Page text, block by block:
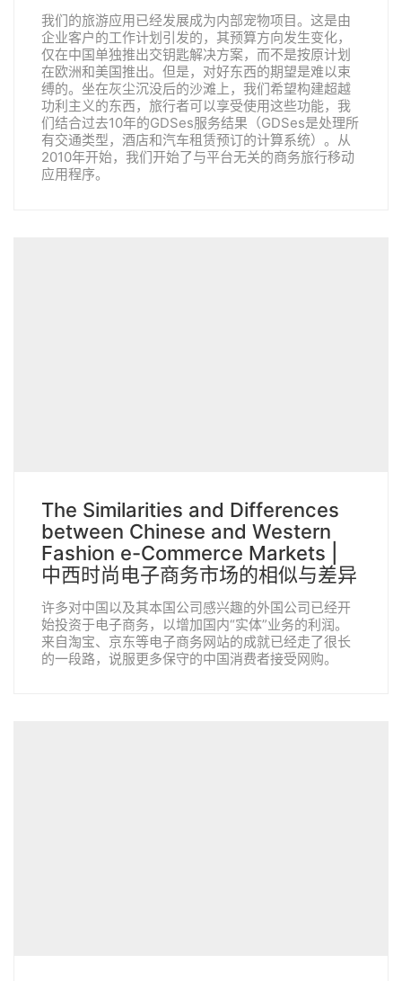
我们的旅游应用已经发展成为内部宠物项目。这是由
企业客户的工作计划引发的，其预算方向发生变化，
仅在中国单独推出交钥匙解决方案，而不是按原计划
在欧洲和美国推出。但是，对好东西的期望是难以束
缚的。坐在灰尘沉没后的沙滩上，我们希望构建超越
功利主义的东西，旅行者可以享受使用这些功能，我
们结合过去10年的GDSes服务结果（GDSes是处理所
有交通类型，酒店和汽车租赁预订的计算系统）。从
2010年开始，我们开始了与平台无关的商务旅行移动
应用程序。
​The Similarities and Differences
between Chinese and Western
Fashion e-Commerce Markets |
中西时尚电子商务市场的相似与差异
许多对中国以及其本国公司感兴趣的外国公司已经开
始投资于电子商务，以增加国内“实体”业务的利润。
来自淘宝、京东等电子商务网站的成就已经走了很长
的一段路，说服更多保守的中国消费者接受网购。